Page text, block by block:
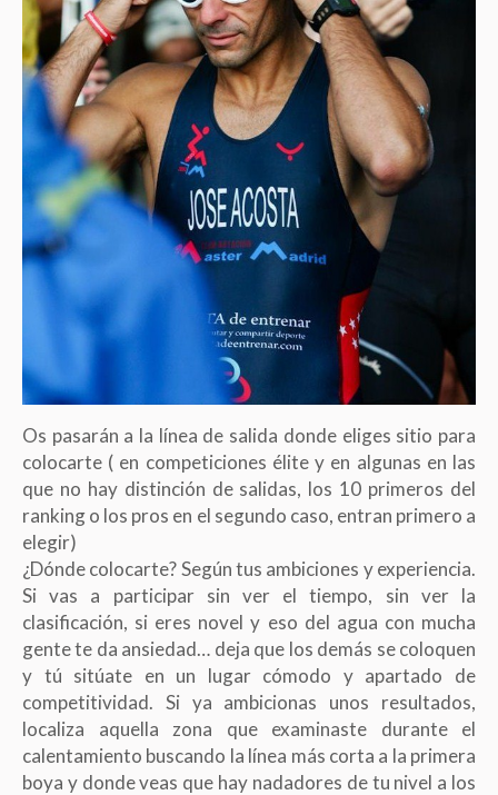
Os pasarán a la línea de salida donde eliges sitio para
colocarte ( en competiciones élite y en algunas en las
que no hay distinción de salidas, los 10 primeros del
ranking o los pros en el segundo caso, entran primero a
elegir)
¿Dónde colocarte? Según tus ambiciones y experiencia.
Si vas a participar sin ver el tiempo, sin ver la
clasificación, si eres novel y eso del agua con mucha
gente te da ansiedad… deja que los demás se coloquen
y tú sitúate en un lugar cómodo y apartado de
competitividad. Si ya ambicionas unos resultados,
localiza aquella zona que examinaste durante el
calentamiento buscando la línea más corta a la primera
boya y donde veas que hay nadadores de tu nivel a los